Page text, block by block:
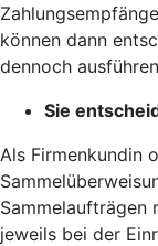
können dann
dennoch
Sie
Als Firmenkundin
Sammelaufträgen
jeweils bei der